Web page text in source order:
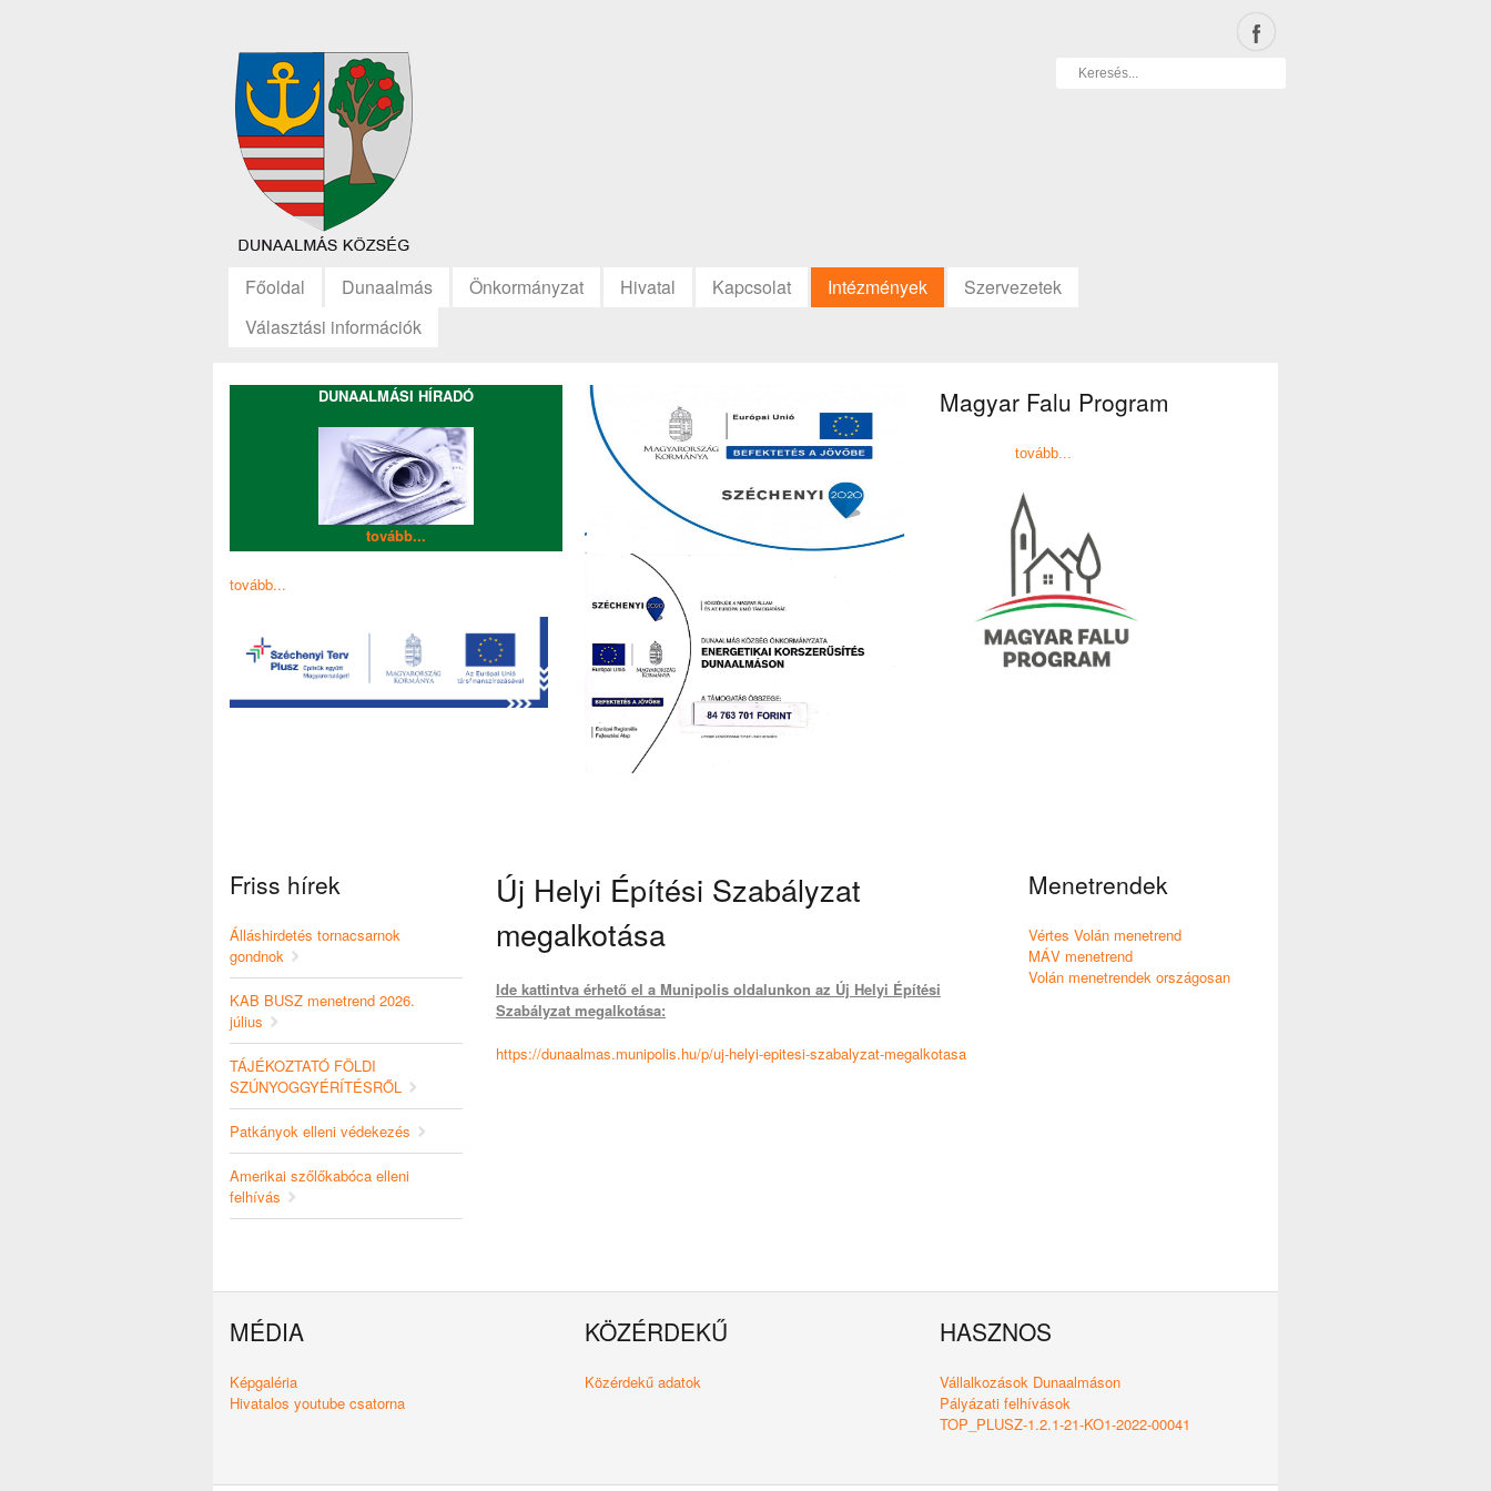
Főoldal Dunaalmás Önkormányzat Hivatal Kapcsolat Intézmények
Szervezetek
Választási információk
DUNAALMÁSI HÍRADÓ
tovább...
tovább...
Magyar Falu Program
tovább...
Friss hírek
Álláshirdetés tornacsarnok
gondnok
KAB BUSZ menetrend 2026.
július
TÁJÉKOZTATÓ FÖLDI
SZÚNYOGGYÉRÍTÉSRŐL
Patkányok elleni védekezés
Amerikai szőlőkabóca elleni
felhívás
Új Helyi Építési Szabályzat
megalkotása
Ide kattintva érhető el a Munipolis oldalunkon az Új Helyi Építési
Szabályzat megalkotása:
https://dunaalmas.munipolis.hu/p/uj-helyi-epitesi-szabalyzat-megalkotasa
Menetrendek
Vértes Volán menetrend
MÁV menetrend
Volán menetrendek országosan
MÉDIA
Képgaléria
Hivatalos youtube csatorna
KÖZÉRDEKŰ
Közérdekű adatok
HASZNOS
Vállalkozások Dunaalmáson
Pályázati felhívások
TOP_PLUSZ-1.2.1-21-KO1-2022-00041